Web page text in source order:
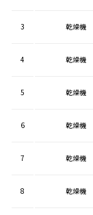
3 乾燥機
4 乾燥機
5 乾燥機
6 乾燥機
7 乾燥機
8 乾燥機